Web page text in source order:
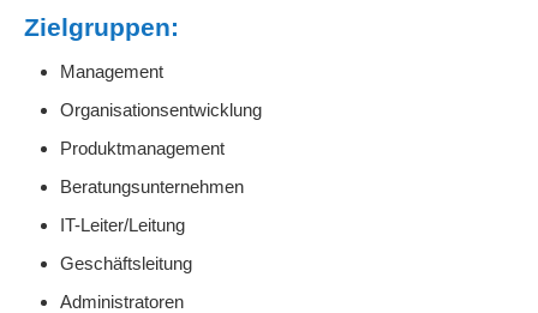
Zielgruppen:
Management
Organisationsentwicklung
Produktmanagement
Beratungsunternehmen
IT-Leiter/Leitung
Geschäftsleitung
Administratoren